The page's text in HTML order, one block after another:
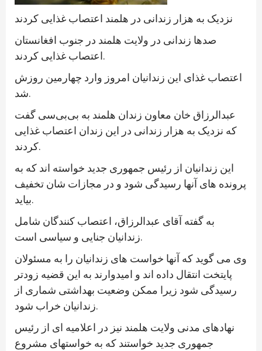
نزدیک به هزار زندانی در هلمند اعتصاب غذایی کردند
صدها زندانی در ولایت هلمند در جنوب افغانستان
اعتصاب غذایی کردند.
اعتصاب غذای این زندانیان امروز وارد چهارمین روزش
شد.
عبدالرزاق خان معاون زندان هلمند به بی‌بی‌سی گفت
که نزدیک به هزار زندانی در این زندان اعتصاب غذایی
کردند.
این زندانیان از رئیس جمهوری جدید خواسته اند که به
پرونده های آنها رسیدگی شود و در مجازات شان تخفیف
بیاید.
به گفته آقای عبدالرزاق، اعتصاب کنندگان شامل
زندانیان جنایی و سیاسی است.
وی می گوید که آنها خواست های زندانیان را به مسئولان
پایتخت انتقال داده اند و امیدوارند به این قضیه زودتر
رسیدگی شود زیرا ممکن وضعیت بهداشتی شماری از
زندانیان خراب شود.
نهادهای مدنی ولایت هلمند نیز در اعلامیه ای از رئیس
جمهوری جدید خواستند که به خواستهای مشروع